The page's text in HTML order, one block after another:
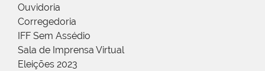
Ouvidoria
Corregedoria
IFF Sem Assédio
Sala de Imprensa Virtual
Eleições 2023